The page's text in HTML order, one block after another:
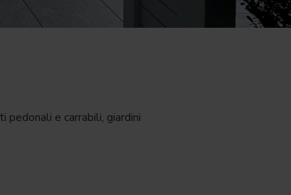
pedonali e carrabili, giardini